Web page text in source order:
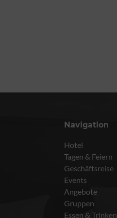
Navigation
Hotel
Tagen & Feiern
Geschäftsreise
Events
Angebote
Gruppen
Essen & Trinken